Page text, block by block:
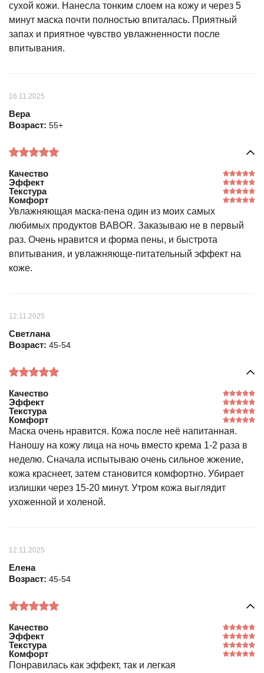
сухой кожи. Нанесла тонким слоем на кожу и через 5
минут маска почти полностью впиталась. Приятный
запах и приятное чувство увлажненности после
впитывания.
16.11.2025
Вера
Возраст: 55+
Качество
Эффект
Текстура
Комфорт
Увлажняющая маска-пена один из моих самых
любимых продуктов BABOR. Заказываю не в первый
раз. Очень нравится и форма пены, и быстрота
впитывания, и увлажняюще-питательный эффект на
коже.
12.11.2025
Светлана
Возраст: 45-54
Качество
Эффект
Текстура
Комфорт
Маска очень нравится. Кожа после неё напитанная.
Наношу на кожу лица на ночь вместо крема 1-2 раза в
неделю. Сначала испытываю очень сильное жжение,
кожа краснеет, затем становится комфортно. Убирает
излишки через 15-20 минут. Утром кожа выглядит
ухоженной и холеной.
12.11.2025
Елена
Возраст: 45-54
Качество
Эффект
Текстура
Комфорт
Понравилась как эффект, так и легкая